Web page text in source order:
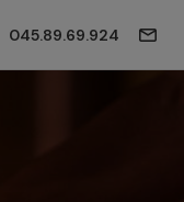
045.89.69.924